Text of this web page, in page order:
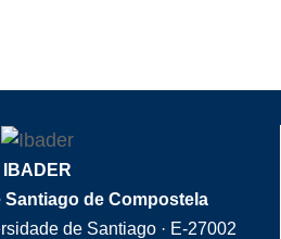
IBADER
Santiago de Compostela
de Santiago · E-27002